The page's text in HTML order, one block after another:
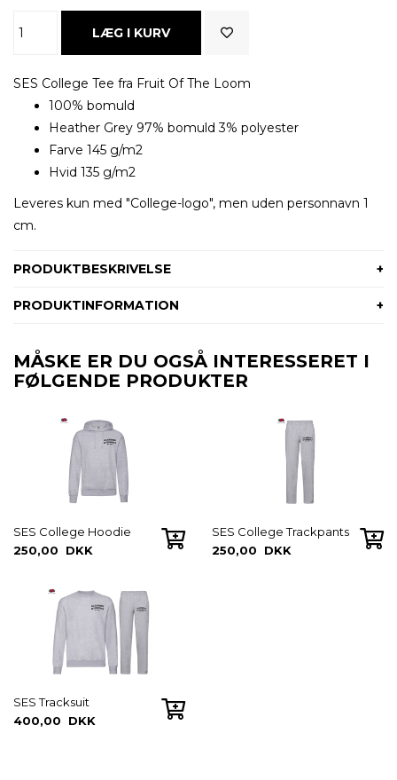
SES College Tee fra Fruit Of The Loom
100% bomuld
Heather Grey 97% bomuld 3% polyester
Farve 145 g/m2
Hvid 135 g/m2
Leveres kun med "College-logo", men uden personnavn 1
cm.
PRODUKTBESKRIVELSE
PRODUKTINFORMATION
MÅSKE ER DU OGSÅ INTERESSERET I
FØLGENDE PRODUKTER
SES College Hoodie
250,00 DKK
SES College Trackpants
250,00 DKK
SES Tracksuit
400,00 DKK